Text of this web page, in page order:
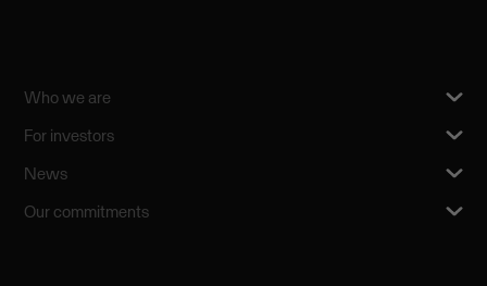
Who we are
For investors
News
Our commitments